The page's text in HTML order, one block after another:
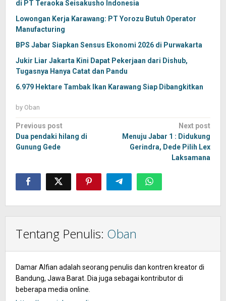
di PT Teraoka Seisakusho Indonesia
Lowongan Kerja Karawang: PT Yorozu Butuh Operator
Manufacturing
BPS Jabar Siapkan Sensus Ekonomi 2026 di Purwakarta
Jukir Liar Jakarta Kini Dapat Pekerjaan dari Dishub,
Tugasnya Hanya Catat dan Pandu
6.979 Hektare Tambak Ikan Karawang Siap Dibangkitkan
by Oban
Post
navigation
Previous post
Dua pendaki hilang di
Gunung Gede
Next post
Menuju Jabar 1 : Didukung
Gerindra, Dede Pilih Lex
Laksamana
Tentang Penulis: Oban
Damar Alfian adalah seorang penulis dan kontren kreator di
Bandung, Jawa Barat. Dia juga sebagai kontributor di
beberapa media online.